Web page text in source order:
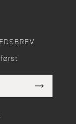
Submit
Newsletter